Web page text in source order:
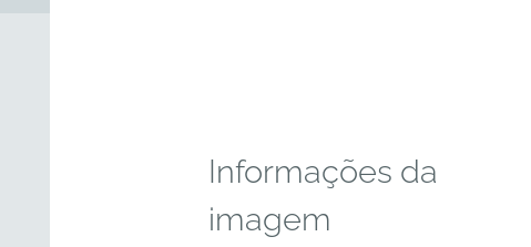
Informações da
imagem